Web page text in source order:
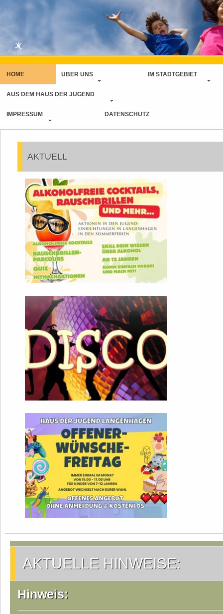
HOME ÜBER UNS IM STADTGEBIET
AUS DEM HAUS DER JUGEND
IMPRESSUM DATENSCHUTZ
AKTUELL
AKTUELLE HINWEISE:
Hinweis: